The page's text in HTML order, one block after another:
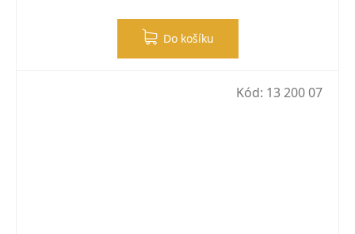
Do košíku
Kód: 13 200 07